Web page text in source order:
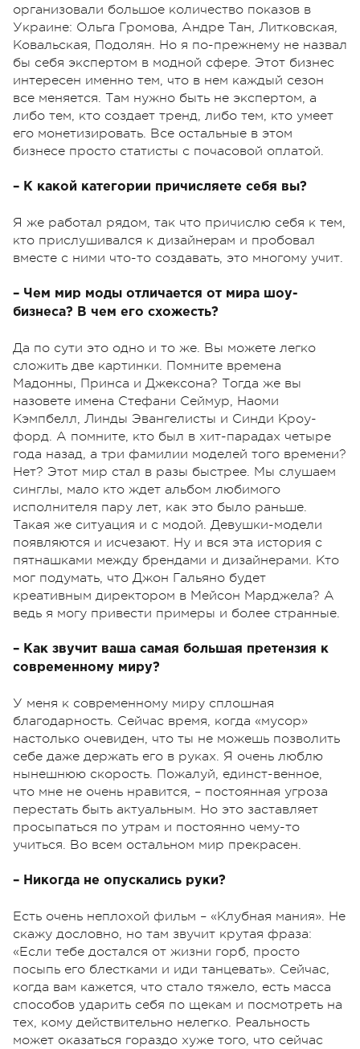
организовали большое количество показов в
Украине: Ольга Громова, Андре Тан, Литковская,
Ковальская, Подолян. Но я по-прежнему не назвал
бы себя экспертом в модной сфере. Этот бизнес
интересен именно тем, что в нем каждый сезон
все меняется. Там нужно быть не экспертом, а
либо тем, кто создает тренд, либо тем, кто умеет
его монетизировать. Все остальные в этом
бизнесе просто статисты с почасовой оплатой.
– К какой категории причисляете себя вы?
Я же работал рядом, так что причислю себя к тем,
кто прислушивался к дизайнерам и пробовал
вместе с ними что-то создавать, это многому учит.
– Чем мир моды отличается от мира шоу-
бизнеса? В чем его схожесть?
Да по сути это одно и то же. Вы можете легко
сложить две картинки. Помните времена
Мадонны, Принса и Джексона? Тогда же вы
назовете имена Стефани Сеймур, Наоми
Кэмпбелл, Линды Эвангелисты и Синди Кроу-
форд. А помните, кто был в хит-парадах четыре
года назад, а три фамилии моделей того времени?
Нет? Этот мир стал в разы быстрее. Мы слушаем
синглы, мало кто ждет альбом любимого
исполнителя пару лет, как это было раньше.
Такая же ситуация и с модой. Девушки-модели
появляются и исчезают. Ну и вся эта история с
пятнашками между брендами и дизайнерами. Кто
мог подумать, что Джон Гальяно будет
креативным директором в Мейсон Марджела? А
ведь я могу привести примеры и более странные.
– Как звучит ваша самая большая претензия к
современному миру?
У меня к современному миру сплошная
благодарность. Сейчас время, когда «мусор»
настолько очевиден, что ты не можешь позволить
себе даже держать его в руках. Я очень люблю
нынешнюю скорость. Пожалуй, единст-венное,
что мне не очень нравится, – постоянная угроза
перестать быть актуальным. Но это заставляет
просыпаться по утрам и постоянно чему-то
учиться. Во всем остальном мир прекрасен.
– Никогда не опускались руки?
Есть очень неплохой фильм – «Клубная мания». Не
скажу дословно, но там звучит крутая фраза:
«Если тебе достался от жизни горб, просто
посыпь его блестками и иди танцевать». Сейчас,
когда вам кажется, что стало тяжело, есть масса
способов ударить себя по щекам и посмотреть на
тех, кому действительно нелегко. Реальность
может оказаться гораздо хуже того, что сейчас